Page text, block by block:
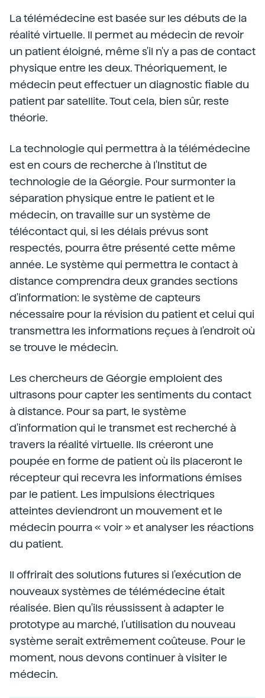
La télémédecine est basée sur les débuts de la
réalité virtuelle. Il permet au médecin de revoir
un patient éloigné, même s'il n'y a pas de contact
physique entre les deux. Théoriquement, le
médecin peut effectuer un diagnostic fiable du
patient par satellite. Tout cela, bien sûr, reste
théorie.
La technologie qui permettra à la télémédecine
est en cours de recherche à l'Institut de
technologie de la Géorgie. Pour surmonter la
séparation physique entre le patient et le
médecin, on travaille sur un système de
télécontact qui, si les délais prévus sont
respectés, pourra être présenté cette même
année. Le système qui permettra le contact à
distance comprendra deux grandes sections
d'information: le système de capteurs
nécessaire pour la révision du patient et celui qui
transmettra les informations reçues à l'endroit où
se trouve le médecin.
Les chercheurs de Géorgie emploient des
ultrasons pour capter les sentiments du contact
à distance. Pour sa part, le système
d'information qui le transmet est recherché à
travers la réalité virtuelle. Ils créeront une
poupée en forme de patient où ils placeront le
récepteur qui recevra les informations émises
par le patient. Les impulsions électriques
atteintes deviendront un mouvement et le
médecin pourra « voir » et analyser les réactions
du patient.
Il offrirait des solutions futures si l'exécution de
nouveaux systèmes de télémédecine était
réalisée. Bien qu'ils réussissent à adapter le
prototype au marché, l'utilisation du nouveau
système serait extrêmement coûteuse. Pour le
moment, nous devons continuer à visiter le
médecin.